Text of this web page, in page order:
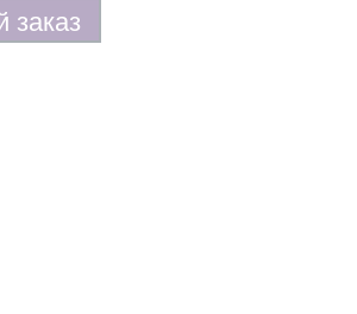
заказ